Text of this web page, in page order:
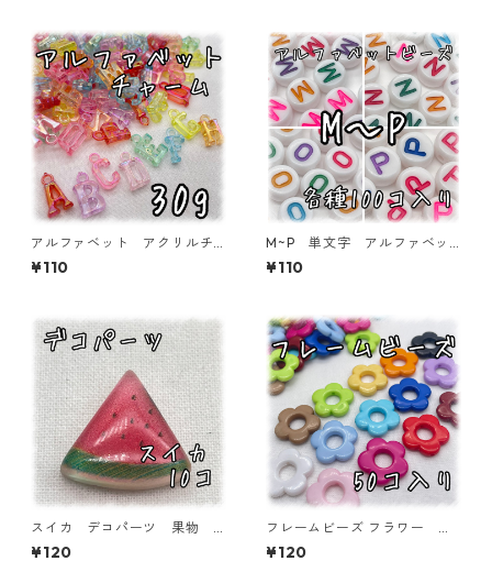
アルファベット アクリルチ
ャーム オーロラタイプ 30
ｇ 【ACM-EA-30G-AC】
¥110
M~P 単文字 アルファベッ
トビーズ 100個入り【AB‐E
A】
¥110
スイカ デコパーツ 果物
フルーツ 10個入り 貼り付
けパーツ【DP-FU-wm】
¥120
フレームビーズ フラワー ミ
ックス 50個入り【AB‐FU1
5】
¥120